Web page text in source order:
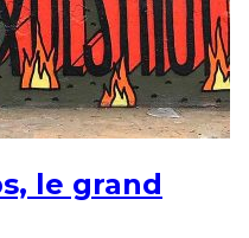
le grand